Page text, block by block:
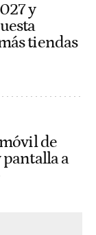
y
tiendas
de
a